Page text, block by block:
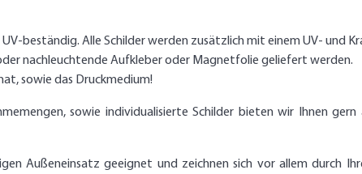
beständig. Alle Schilder werden zusätzlich mit einem UV- und
nachleuchtende Aufkleber oder Magnetfolie geliefert werden.
sowie das Druckmedium!
sowie individualisierte Schilder bieten wir Ihnen
Außeneinsatz geeignet und zeichnen sich vor allem durch